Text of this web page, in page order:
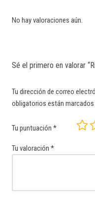
No hay valoraciones aún.
Sé el primero en valorar
Tu dirección de correo
obligatorios están
Tu puntuación *
Tu valoración *